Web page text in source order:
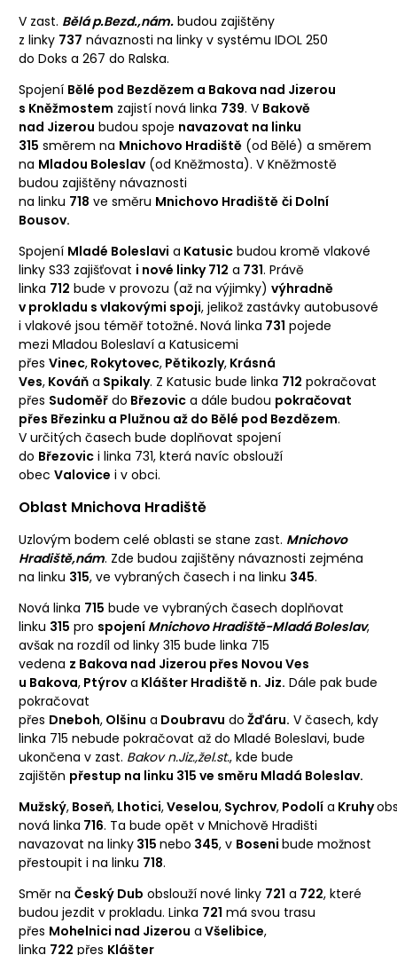
V zast. Bělá p.Bezd.,nám. budou zajištěny
z linky 737 návaznosti na linky v systému IDOL 250
do Doks a 267 do Ralska.
Spojení Bělé pod Bezdězem a Bakova nad Jizerou
s Kněžmostem zajistí nová linka 739. V Bakově
nad Jizerou budou spoje navazovat na linku
315 směrem na Mnichovo Hradiště (od Bělé) a směrem
na Mladou Boleslav (od Kněžmosta). V Kněžmostě
budou zajištěny návaznosti
na linku 718 ve směru Mnichovo Hradiště či Dolní
Bousov.
Spojení Mladé Boleslavi a Katusic budou kromě vlakové
linky S33 zajišťovat i nové linky 712 a 731. Právě
linka 712 bude v provozu (až na výjimky) výhradně
v prokladu s vlakovými spoji, jelikož zastávky autobusové
i vlakové jsou téměř totožné. Nová linka 731 pojede
mezi Mladou Boleslaví a Katusicemi
přes Vinec, Rokytovec, Pětikozly, Krásná
Ves, Kováň a Spikaly. Z Katusic bude linka 712 pokračovat
přes Sudoměř do Březovic a dále budou pokračovat
přes Březinku a Plužnou až do Bělé pod Bezdězem.
V určitých časech bude doplňovat spojení
do Březovic i linka 731, která navíc obslouží
obec Valovice i v obci.
Oblast Mnichova Hradiště
Uzlovým bodem celé oblasti se stane zast. Mnichovo
Hradiště,nám. Zde budou zajištěny návaznosti zejména
na linku 315, ve vybraných časech i na linku 345.
Nová linka 715 bude ve vybraných časech doplňovat
linku 315 pro spojení Mnichovo Hradiště-Mladá Boleslav,
avšak na rozdíl od linky 315 bude linka 715
vedena z Bakova nad Jizerou přes Novou Ves
u Bakova, Ptýrov a Klášter Hradiště n. Jiz. Dále pak bude
pokračovat
přes Dneboh, Olšinu a Doubravu do Žďáru. V časech, kdy
linka 715 nebude pokračovat až do Mladé Boleslavi, bude
ukončena v zast. Bakov n.Jiz.,žel.st., kde bude
zajištěn přestup na linku 315 ve směru Mladá Boleslav.
Mužský, Boseň, Lhotici,Veselou, Sychrov, Podolí a Kruhy
nová linka 716. Ta bude opět v Mnichově Hradišti
navazovat na linky 315 nebo 345, v Boseni bude možnost
přestoupit i na linku 718.
Směr na Český Dub obslouží nové linky 721 a 722, které
budou jezdit v prokladu. Linka 721 má svou trasu
přes Mohelnici nad Jizerou a Všelibice,
linka 722 přes Klášter